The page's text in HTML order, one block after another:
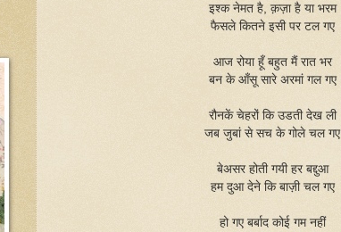
इश्क नेमत है, क़ज़ा है या भरम
फैसले कितने इसी पर टल गए
आज रोया हूँ बहुत मैं रात भर
बन के आँसू सारे अरमां गल गए
रौनकें चेहरों कि उडती देख ली
जब जुबां से सच के गोले चल गए
बेअसर होती गयी हर बद्दुआ
हम दुआ देने कि बाज़ी चल गए
हो गए बर्बाद कोई गम नहीं